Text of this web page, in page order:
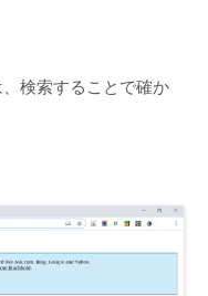
検索することで確か